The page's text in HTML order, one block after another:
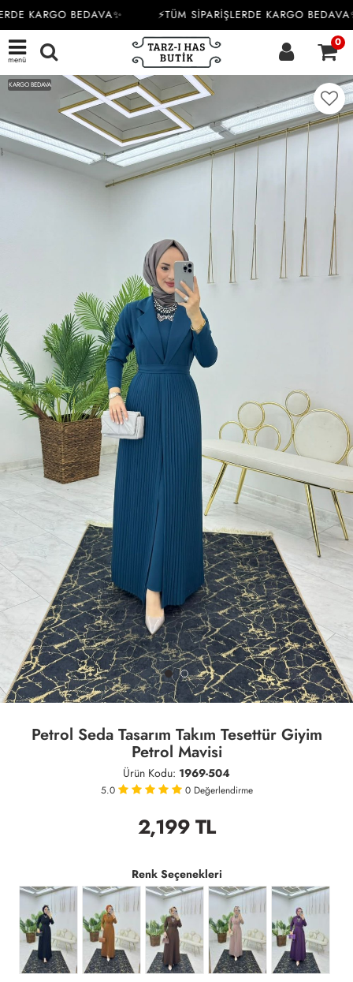
KARGO BEDAVA✨ ⚡TÜM SİPARİŞLERDE KARGO BEDAVA✨
menü
0
KARGO BEDAVA
Petrol Seda Tasarım Takım Tesettür Giyim
Petrol Mavisi
Ürün Kodu: 1969-504
5.0 0 Değerlendirme
2,199TL
Renk Seçenekleri